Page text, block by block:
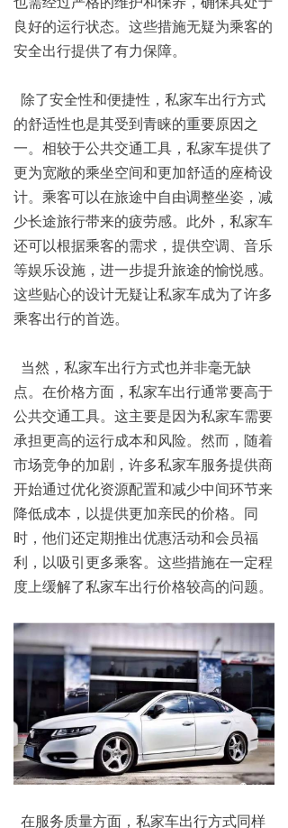
良好的运行状态。这些措施无疑为乘客的
安全出行提供了有力保障。
除了安全性和便捷性，私家车出行方式
的舒适性也是其受到青睐的重要原因之
一。相较于公共交通工具，私家车提供了
更为宽敞的乘坐空间和更加舒适的座椅设
计。乘客可以在旅途中自由调整坐姿，减
少长途旅行带来的疲劳感。此外，私家车
还可以根据乘客的需求，提供空调、音乐
等娱乐设施，进一步提升旅途的愉悦感。
这些贴心的设计无疑让私家车成为了许多
乘客出行的首选。
当然，私家车出行方式也并非毫无缺
点。在价格方面，私家车出行通常要高于
公共交通工具。这主要是因为私家车需要
承担更高的运行成本和风险。然而，随着
市场竞争的加剧，许多私家车服务提供商
开始通过优化资源配置和减少中间环节来
降低成本，以提供更加亲民的价格。同
时，他们还定期推出优惠活动和会员福
利，以吸引更多乘客。这些措施在一定程
度上缓解了私家车出行价格较高的问题。
在服务质量方面，私家车出行方式同样